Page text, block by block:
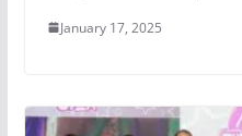
January 17, 2025